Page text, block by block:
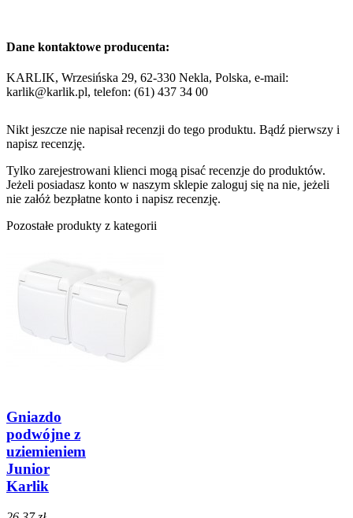
Dane kontaktowe producenta:
KARLIK, Wrzesińska 29, 62-330 Nekla, Polska, e-mail:
karlik@karlik.pl, telefon: (61) 437 34 00
Nikt jeszcze nie napisał recenzji do tego produktu. Bądź pierwszy i
napisz recenzję.
Tylko zarejestrowani klienci mogą pisać recenzje do produktów.
Jeżeli posiadasz konto w naszym sklepie zaloguj się na nie, jeżeli
nie załóż bezpłatne konto i napisz recenzję.
Pozostałe produkty z kategorii
Gniazdo
podwójne z
uziemieniem
Junior
Karlik